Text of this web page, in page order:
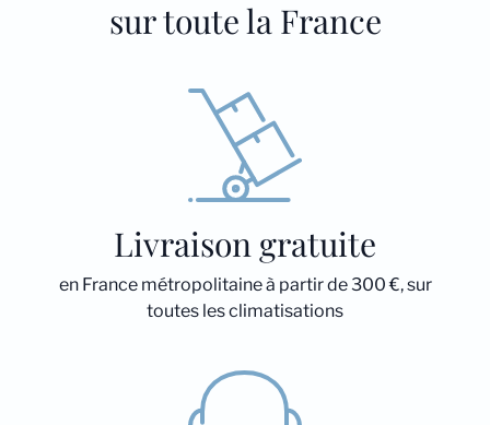
sur toute la France
Livraison gratuite
en France métropolitaine à partir de 300 €, sur
toutes les climatisations